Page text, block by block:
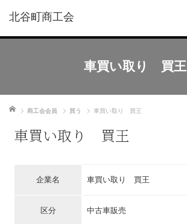
北谷町商工会
車買い取り 買王
ホーム 商工会会員 買う 車買い取り 買王
車買い取り 買王
企業名 車買い取り 買王
区分 中古車販売